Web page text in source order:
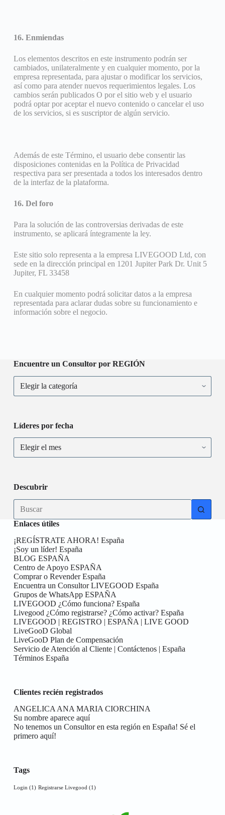
16. Enmiendas
Los elementos descritos en este instrumento podrán ser
cambiados, unilateralmente y en cualquier momento, por la
empresa representada, para ajustar o modificar los servicios,
así como para atender nuevos requerimientos legales. Los
cambios serán publicados O por el sitio web y el usuario
podrá optar por aceptar el nuevo contenido o cancelar el uso
de los servicios, si es suscriptor de algún servicio.
Además de este Término, el usuario debe consentir las
disposiciones contenidas en la Política de Privacidad
respectiva para ser presentada a todos los interesados ​​dentro
de la interfaz de la plataforma.
16. Del foro
Para la solución de las controversias derivadas de este
instrumento, se aplicará íntegramente la ley.
Este sitio solo representa a la empresa LIVEGOOD Ltd, con
sede en la dirección principal en 1201 Jupiter Park Dr. Unit 5
Jupiter, FL 33458
En cualquier momento podrá solicitar datos a la empresa
representada para aclarar dudas sobre su funcionamiento e
información sobre el negocio.
Encuentre un Consultor por REGIÓN
Líderes por fecha
Descubrir
Enlaces útiles
¡REGÍSTRATE AHORA! España
¡Soy un líder! España
BLOG ESPAÑA
Centro de Apoyo ESPAÑA
Comprar o Revender España
Encuentra un Consultor LIVEGOOD España
Grupos de WhatsApp ESPAÑA
LIVEGOOD ¿Cómo funciona? España
Livegood ¿Cómo registrarse? ¿Cómo activar? España
LIVEGOOD | REGISTRO | ESPAÑA | LIVE GOOD
LiveGooD Global
LiveGooD Plan de Compensación
Servicio de Atención al Cliente | Contáctenos | España
Términos España
Clientes recién registrados
ANGELICA ANA MARIA CIORCHINA
Su nombre aparece aquí
No tenemos un Consultor en esta región en España! Sé el
primero aquí!
Tags
Login (1) Registrarse Livegood (1)